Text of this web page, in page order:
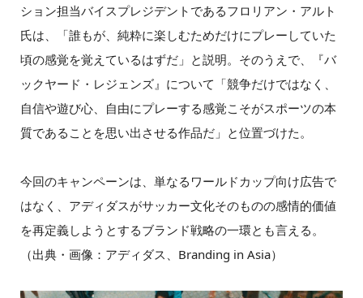
ション担当バイスプレジデントであるフロリアン・アルト
氏は、「誰もが、純粋に楽しむためだけにプレーしていた
頃の感覚を覚えているはずだ」と説明。そのうえで、『バ
ックヤード・レジェンズ』について「競争だけではなく、
自信や遊び心、自由にプレーする感覚こそがスポーツの本
質であることを思い出させる作品だ」と位置づけた。
今回のキャンペーンは、単なるワールドカップ向け広告で
はなく、アディダスがサッカー文化そのものの感情的価値
を再定義しようとするブランド戦略の一環とも言える。
（出典・画像：アディダス、Branding in Asia）